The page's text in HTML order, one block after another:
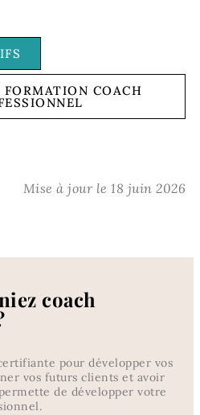
FORMATION COACH
Mise à jour le 18 juin 2026
coach
pour développer vos
vos futurs clients et avoir
de développer votre